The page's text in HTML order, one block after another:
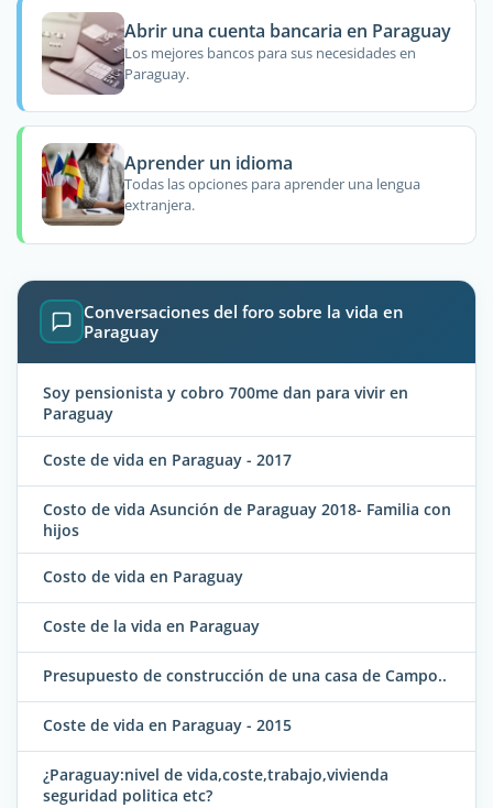
Abrir una cuenta bancaria en Paraguay
Los mejores bancos para sus necesidades en
Paraguay.
Aprender un idioma
Todas las opciones para aprender una lengua
extranjera.
Conversaciones del foro sobre la vida en
Paraguay
Soy pensionista y cobro 700me dan para vivir en
Paraguay
Coste de vida en Paraguay - 2017
Costo de vida Asunción de Paraguay 2018- Familia con
hijos
Costo de vida en Paraguay
Coste de la vida en Paraguay
Presupuesto de construcción de una casa de Campo..
Coste de vida en Paraguay - 2015
¿Paraguay:nivel de vida,coste,trabajo,vivienda
seguridad politica etc?